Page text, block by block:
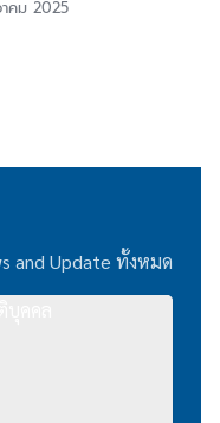
คม 2025
and Update ทั้งหมด